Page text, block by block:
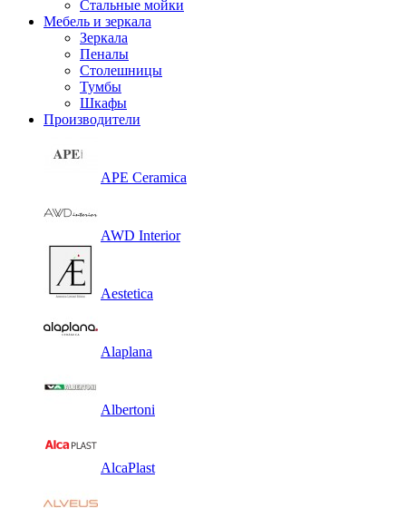
Стальные мойки
Мебель и зеркала
Зеркала
Пеналы
Столешницы
Тумбы
Шкафы
Производители
APE Ceramica
AWD Interior
Aestetica
Alaplana
Albertoni
AlcaPlast